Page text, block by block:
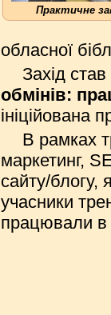
Практичне
обласної
Захід
обмінів:
ініційована
В рамках
маркетинг,
сайту/блогу,
учасники
працювали в